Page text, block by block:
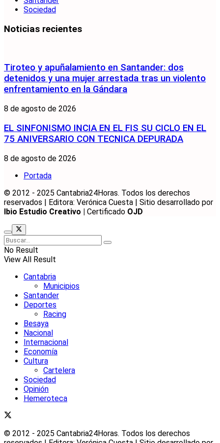
Sociedad
Noticias recientes
Tiroteo y apuñalamiento en Santander: dos
detenidos y una mujer arrestada tras un violento
enfrentamiento en la Gándara
8 de agosto de 2026
EL SINFONISMO INCIA EN EL FIS SU CICLO EN EL
75 ANIVERSARIO CON TECNICA DEPURADA
8 de agosto de 2026
Portada
© 2012 - 2025 Cantabria24Horas. Todos los derechos
reservados | Editora: Verónica Cuesta | Sitio desarrollado por
Ibio Estudio Creativo | Certificado OJD
No Result
View All Result
Cantabria
Municipios
Santander
Deportes
Racing
Besaya
Nacional
Internacional
Economía
Cultura
Cartelera
Sociedad
Opinión
Hemeroteca
© 2012 - 2025 Cantabria24Horas. Todos los derechos